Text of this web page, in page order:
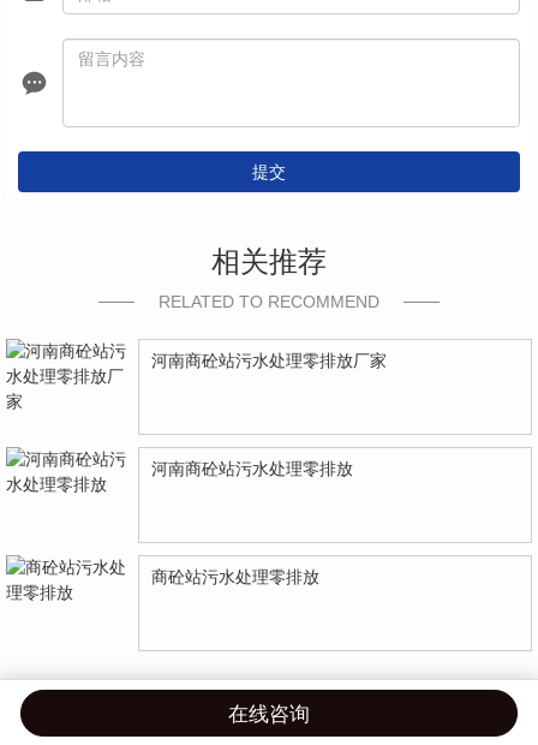
提交
相关推荐
RELATED TO RECOMMEND
河南商砼站污水处理零排放厂家
河南商砼站污水处理零排放
商砼站污水处理零排放
在线咨询